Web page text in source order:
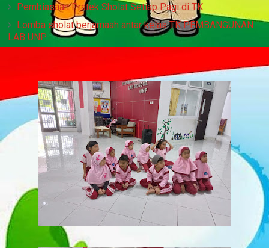
Pembiasaan Pratek Sholat Setiap Pagi di TK
Lomba sholat berjamaah antar kelas TK PEMBANGUNAN
LAB UNP.